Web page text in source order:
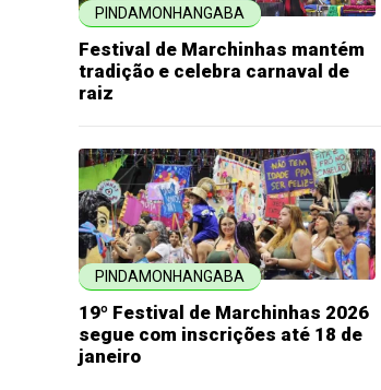
PINDAMONHANGABA
Festival de Marchinhas mantém
tradição e celebra carnaval de
raiz
PINDAMONHANGABA
19º Festival de Marchinhas 2026
segue com inscrições até 18 de
janeiro